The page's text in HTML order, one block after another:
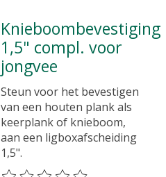
Knieboombevestiging
1,5" compl. voor
jongvee
Steun voor het bevestigen
van een houten plank als
keerplank of knieboom,
aan een ligboxafscheiding
1,5".